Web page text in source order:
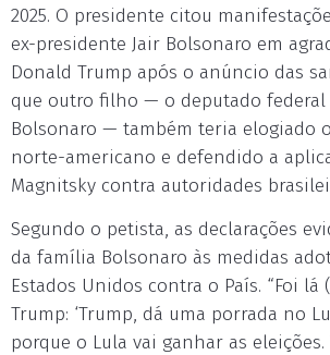
2025. O presidente citou
ex-presidente Jair Bolsonaro em
Donald Trump após o anúncio das
que outro filho — o deputado federal
Bolsonaro — também teria elogiado
norte-americano e defendido a
Magnitsky contra autoridades
Segundo o petista, as declarações
da família Bolsonaro às medidas
Estados Unidos contra o País. “Foi lá
Trump: ‘Trump, dá uma porrada no
porque o Lula vai ganhar as